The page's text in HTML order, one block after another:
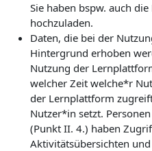
Sie haben bspw. auch
hochzuladen.
Daten, die bei der
Hintergrund erhoben
Nutzung der
welcher Zeit welche*r
der Lernplattform
Nutzer*in setzt.
(Punkt II. 4.) haben
Aktivitätsübersichten